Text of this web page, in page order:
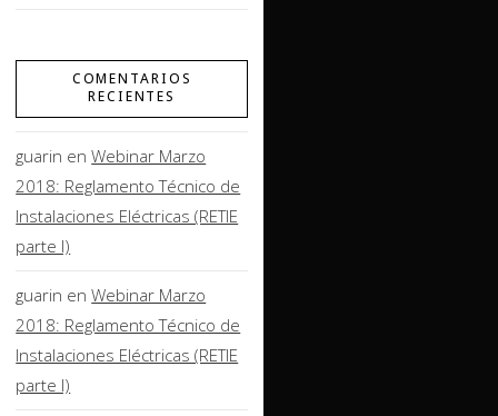
COMENTARIOS
RECIENTES
guarin enWebinar Marzo
2018: Reglamento Técnico de
Instalaciones Eléctricas (RETIE
parte I)
guarin enWebinar Marzo
2018: Reglamento Técnico de
Instalaciones Eléctricas (RETIE
parte I)